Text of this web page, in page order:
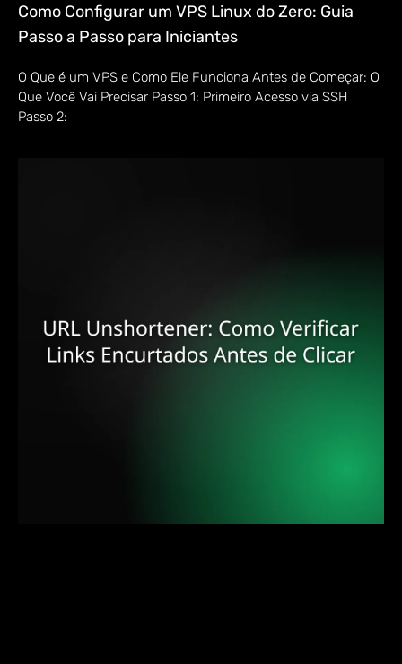
Como Configurar um VPS Linux do Zero: Guia
Passo a Passo para Iniciantes
O Que é um VPS e Como Ele Funciona Antes de Começar: O
Que Você Vai Precisar Passo 1: Primeiro Acesso via SSH
Passo 2: